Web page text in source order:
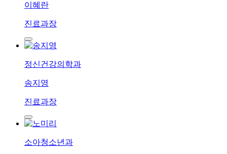
이혜란
진료과장
정신건강의학과
송지영
진료과장
소아청소년과